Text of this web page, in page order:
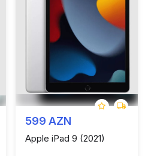
599 AZN
Apple iPad 9 (2021)